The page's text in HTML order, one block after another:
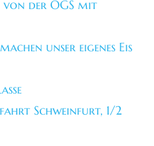
von der OGS mit
unser eigenes Eis
Schweinfurt, 1/2